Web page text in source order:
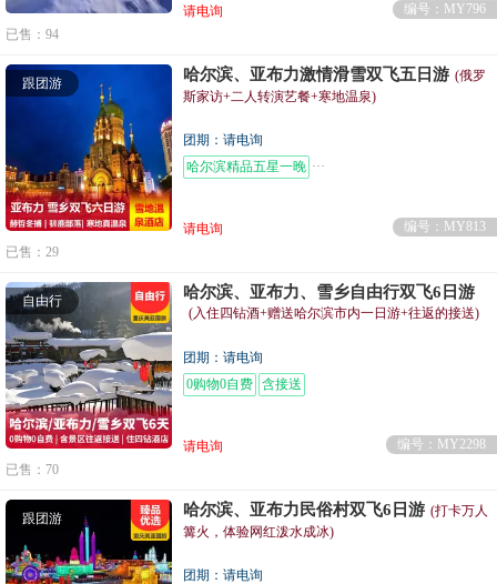
请电询
编号：MY796
已售：94
跟团游 哈尔滨、亚布力激情滑雪双飞五日游 (俄罗
斯家访+二人转演艺餐+寒地温泉)
团期：请电询
哈尔滨精品五星一晚
送温暖：保温杯、手套、围巾
请电询
编号：MY813
已售：29
自由行 哈尔滨、亚布力、雪乡自由行双飞6日游
(入住四钻酒+赠送哈尔滨市内一日游+往返的接送)
团期：请电询
0购物0自费 含接送
请电询
编号：MY2298
已售：70
跟团游 哈尔滨、亚布力民俗村双飞6日游 (打卡万人
篝火，体验网红泼水成冰)
团期：请电询